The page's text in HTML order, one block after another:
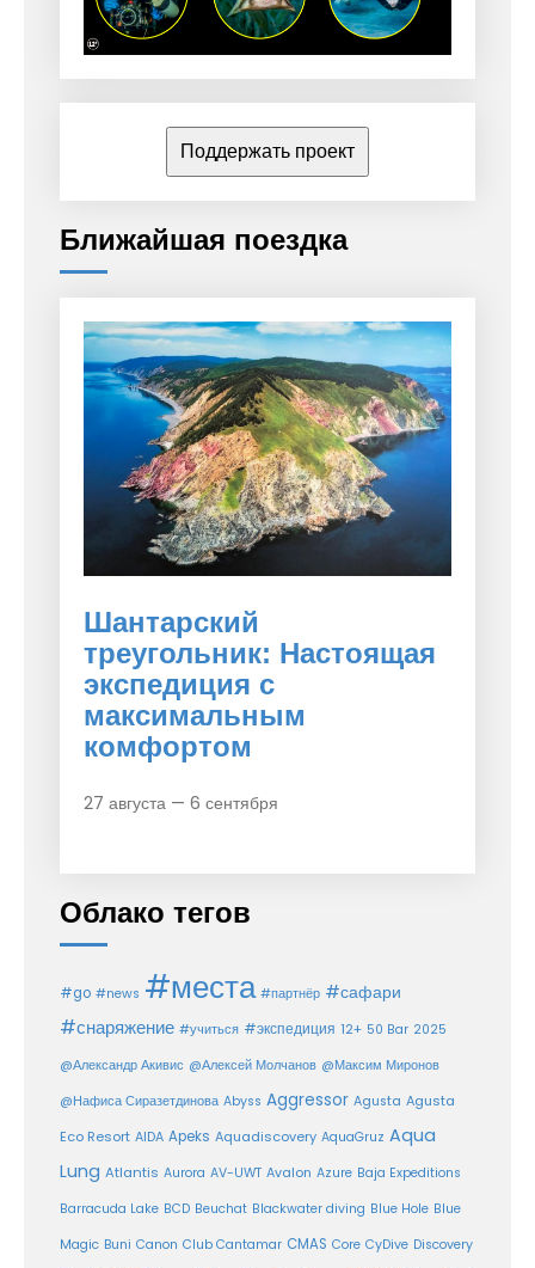
Поддержать проект
Ближайшая поездка
Шантарский
треугольник: Настоящая
экспедиция с
максимальным
комфортом
27 августа — 6 сентября
Облако тегов
#go #news #места #партнёр #сафари
#снаряжение #учиться #экспедиция 12+ 50 Bar 2025
@Александр Акивис @Алексей Молчанов @Максим Миронов
@Нафиса Сиразетдинова Abyss Aggressor Agusta Agusta
Eco Resort AIDA Apeks Aquadiscovery AquaGruz Aqua
Lung Atlantis Aurora AV-UWT Avalon Azure Baja Expeditions
Barracuda Lake BCD Beuchat Blackwater diving Blue Hole Blue
Magic Buni Canon Club Cantamar CMAS Core CyDive Discovery